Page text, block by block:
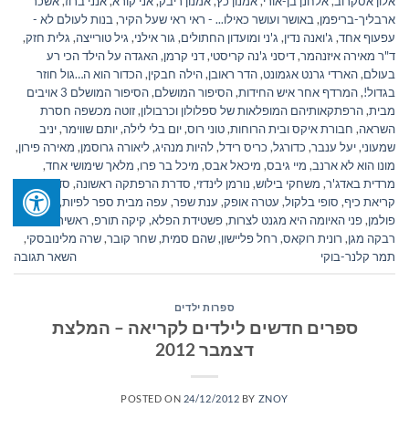
ארבליך-בריפמן, באושר ועושר כאילו... - ראי ראי שעל הקיר, בנות לעולם לא -
עפעוף אחד, ג'ואנה נדין, ג'ני ומועדון החתולים, גור אילני, גיל טורייצה, גלית חזק,
ד"ר מאירה איזנהמר,דיסני ג'נה קריסטי,דני קרמן,האגדה על הילד הכי רע
בעולם,הארדי גרנט אגמונט,הדר ראובן,הילה חבקין,הכדור הוא ה…גול חוזר
בגדול!,המרדף אחר איש החידות,הסיפור המושלם,
הסיפור המושלם 3 אויבים
מבית,הרפתקאותיהם המופלאות של ספלולון וכרבולון,זוטה מכשפה חסרת
השראה, חבורת איקס ובית הרוחות,טוני רוס,יום בלי לילה,יותם שווימר,יניב
שמעוני,יעל ענבר, כדורגל, כריס רידל,להיות מנהיג,ליאורה גרוסמן, מאירה פירון,
מונו הוא לא ארנב, מיי גיבס, מיכאל אבס, מיכל בר פרו, מלאך שימושי אחד,
מרדית באדג'ר, משחקי בילוש, נורמן לינדזי, סדרת הרפתקה ראשונה, סדרת
קריאת כיף, סופי בלקול, עטרה אופק, ענת שפר, עפה מבית ספר לפיות,
פיליפ
פולמן,פני האיומה היא מגנט לצרות,פשטידת הפלא, קיקה תורפ, ראשית קריאה
רבקה מגן, רונית רוקאס, רחל פליישון,שהם סמית,שחר קובר,שרה מלינובסקי,
תמר קלנר-בוקי
השאר תגובה
ספרות ילדים
ספרים חדשים לילדים לקריאה – המלצת
דצמבר 2012
POSTED ON 24/12/2012 BY ZNOY